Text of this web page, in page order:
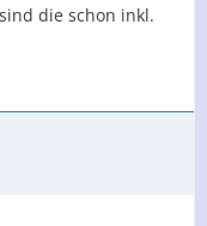
die schon inkl.